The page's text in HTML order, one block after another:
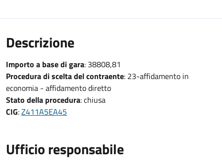
Descrizione
Importo a base di gara: 38808,81
Procedura di scelta del contraente: 23-affidamento in
economia - affidamento diretto
Stato della procedura: chiusa
CIG:Z411A5EA45
Ufficio responsabile